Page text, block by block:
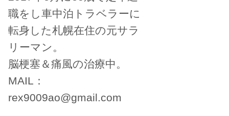
職をし車中泊トラベラーに
転身した札幌在住の元サラ
リーマン。
脳梗塞＆痛風の治療中。
MAIL：
rex9009ao@gmail.com